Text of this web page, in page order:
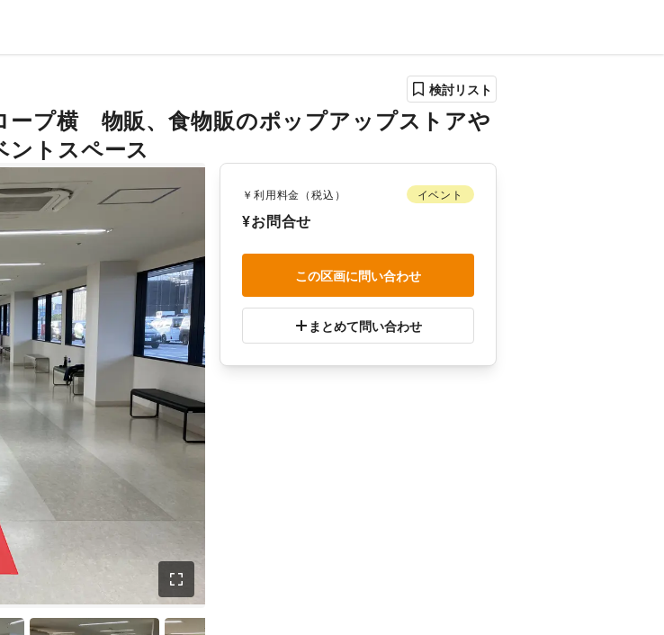
ープ横 物販、食物販のポップアップストアや
ントスペース
検討リスト
￥利用料金（税込） イベント
¥お問合せ
この区画に問い合わせ
まとめて問い合わせ